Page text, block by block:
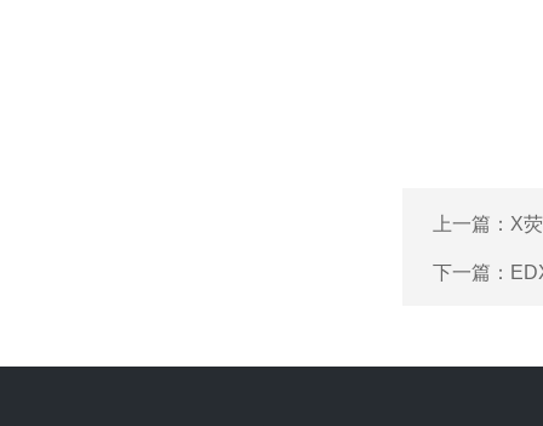
上一篇： X
下一篇：